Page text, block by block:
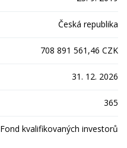
Česká republika
708 891 561,46 CZK
31. 12. 2026
365
Fond kvalifikovaných investorů